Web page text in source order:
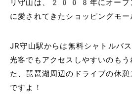
リ守山は、2008年にオープ
に愛されてきたショッピングモー
JR守山駅からは無料シャトルバ
光客でもアクセスしやすいのもう
た、琵琶湖周辺のドライブの休憩
ですよ！